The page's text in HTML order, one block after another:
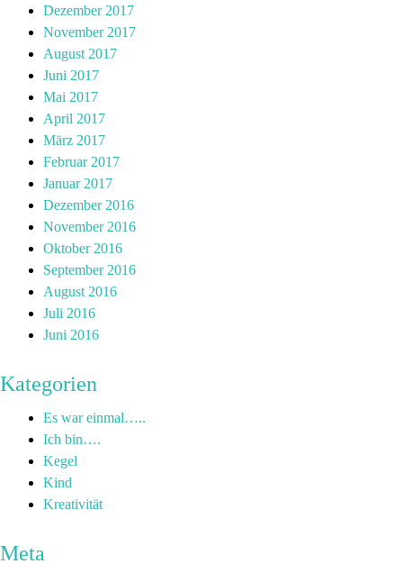
Dezember 2017
November 2017
August 2017
Juni 2017
Mai 2017
April 2017
März 2017
Februar 2017
Januar 2017
Dezember 2016
November 2016
Oktober 2016
September 2016
August 2016
Juli 2016
Juni 2016
Kategorien
Es war einmal…..
Ich bin….
Kegel
Kind
Kreativität
Meta